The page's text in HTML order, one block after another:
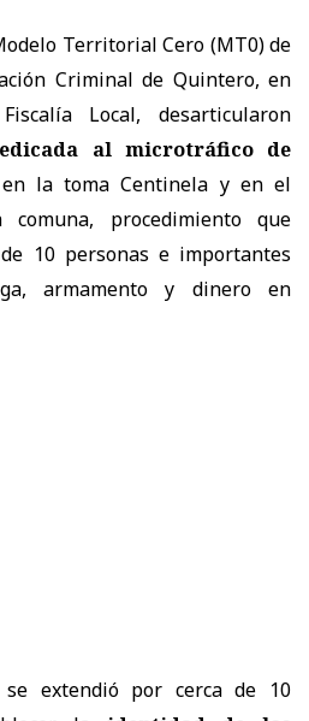
Territorial Cero (MT0) de
Criminal de Quintero, en
Local, desarticularon
al microtráfico de
la toma Centinela y en el
procedimiento que
10 personas e importantes
armamento y dinero en
se extendió por cerca de 10